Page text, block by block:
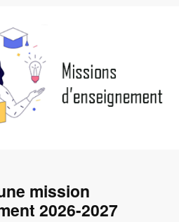
mission
2026-2027